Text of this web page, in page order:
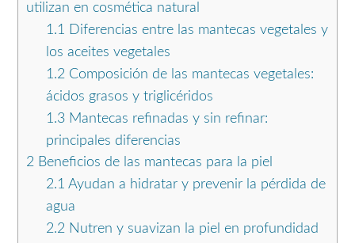
utilizan en cosmética natural
1.1 Diferencias entre las mantecas vegetales y
los aceites vegetales
1.2Composición de las mantecas vegetales:
ácidos grasos y triglicéridos
1.3Mantecas refinadas y sin refinar:
principales diferencias
2 Beneficios de las mantecas para la piel
2.1 Ayudan a hidratar y prevenir la pérdida de
agua
2.2Nutren y suavizan la piel en profundidad